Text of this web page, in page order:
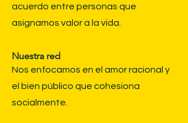
acuerdo entre personas que
asignamos valor a la vida.
Nuestra red
​Nos enfocamos en el amor racional y
el bien público que cohesiona
socialmente.